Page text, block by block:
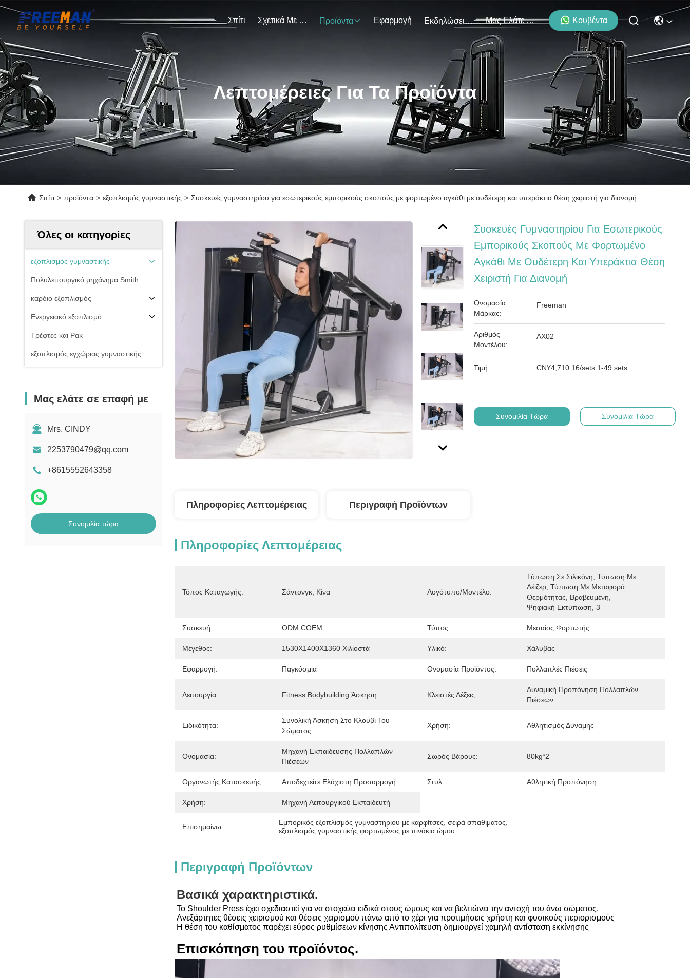
Σπίτι Σχετικά Με Εμάς Προϊόντα Εφαρμογή Εκδηλώσεις Μας Ελάτε Σε Επαφή Με Κουβέντα
Λεπτομέρειες Για Τα Προϊόντα
Σπίτι > προϊόντα > εξοπλισμός γυμναστικής > Συσκευές γυμναστηρίου για εσωτερικούς εμπορικούς σκοπούς με φορτωμένο αγκάθι με ουδέτερη και υπεράκτια θέση χειριστή για διανομή
Όλες οι κατηγορίες
εξοπλισμός γυμναστικής
Πολυλειτουργικό μηχάνημα Smith
καρδιο εξοπλισμός
Ενεργειακό εξοπλισμό
Τρέφτες και Ρακ
εξοπλισμός εγχώριας γυμναστικής
Μας ελάτε σε επαφή με
Mrs. CINDY
2253790479@qq.com
+8615552643358
Συνομιλία τώρα
Συσκευές Γυμναστηρίου Για Εσωτερικούς
Εμπορικούς Σκοπούς Με Φορτωμένο
Αγκάθι Με Ουδέτερη Και Υπεράκτια Θέση
Χειριστή Για Διανομή
Ονομασία
Μάρκας:
Freeman
Αριθμός
Μοντέλου:
ΑX02
Τιμή: CN¥4,710.16/sets 1-49 sets
Συνομιλία Τώρα Συνομιλία Τώρα
Πληροφορίες Λεπτομέρειας Περιγραφή Προϊόντων
Πληροφορίες Λεπτομέρειας
Τόπος Καταγωγής: Σάντονγκ, Κίνα Λογότυπο/μοντέλο:
Τύπωση Σε Σιλικόνη, Τύπωση Με
Λέιζερ, Τύπωση Με Μεταφορά
Θερμότητας, Βραβευμένη,
Ψηφιακή Εκτύπωση, 3
Συσκευή: ODM COEM Τύπος: Μεσαίος Φορτωτής
Μέγεθος: 1530X1400X1360 Χιλιοστά Υλικό: Χάλυβας
Εφαρμογή: Παγκόσμια Ονομασία Προϊόντος: Πολλαπλές Πιέσεις
Λειτουργία: Fitness Bodybuilding Άσκηση Κλειστές Λέξεις:
Δυναμική Προπόνηση Πολλαπλών
Πιέσεων
Ειδικότητα:
Συνολική Άσκηση Στο Κλουβί Του
Σώματος
Χρήση: Αθλητισμός Δύναμης
Ονομασία:
Μηχανή Εκπαίδευσης Πολλαπλών
Πιέσεων
Σωρός Βάρους: 80kg*2
Οργανωτής Κατασκευής: Αποδεχτείτε Ελάχιστη Προσαρμογή Στυλ: Αθλητική Προπόνηση
Χρήση: Μηχανή Λειτουργικού Εκπαιδευτή
Επισημαίνω: Εμπορικός εξοπλισμός γυμναστηρίου με καρφίτσες , σειρά σπαθίματος
εξοπλισμός γυμναστικής φορτωμένος με πινάκια ώμου
Περιγραφή Προϊόντων
Βασικά χαρακτηριστικά.
Το Shoulder Press έχει σχεδιαστεί για να στοχεύει ειδικά στους ώμους και να βελτιώνει την αντοχή του άνω σώματος.
Ανεξάρτητες θέσεις χειρισμού και θέσεις χειρισμού πάνω από το χέρι για προτιμήσεις χρήστη και φυσικούς περιορισμούς
Η θέση του καθίσματος παρέχει εύρος ρυθμίσεων κίνησης Αντιπολίτευση δημιουργεί χαμηλή αντίσταση εκκίνησης
Επισκόπηση του προϊόντος.